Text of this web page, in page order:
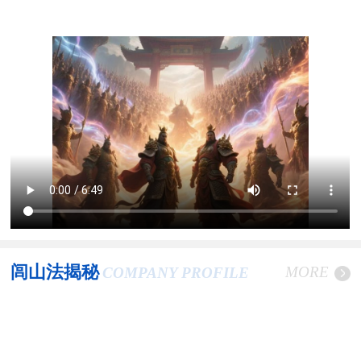
闾山法揭秘 COMPANY PROFILE MORE